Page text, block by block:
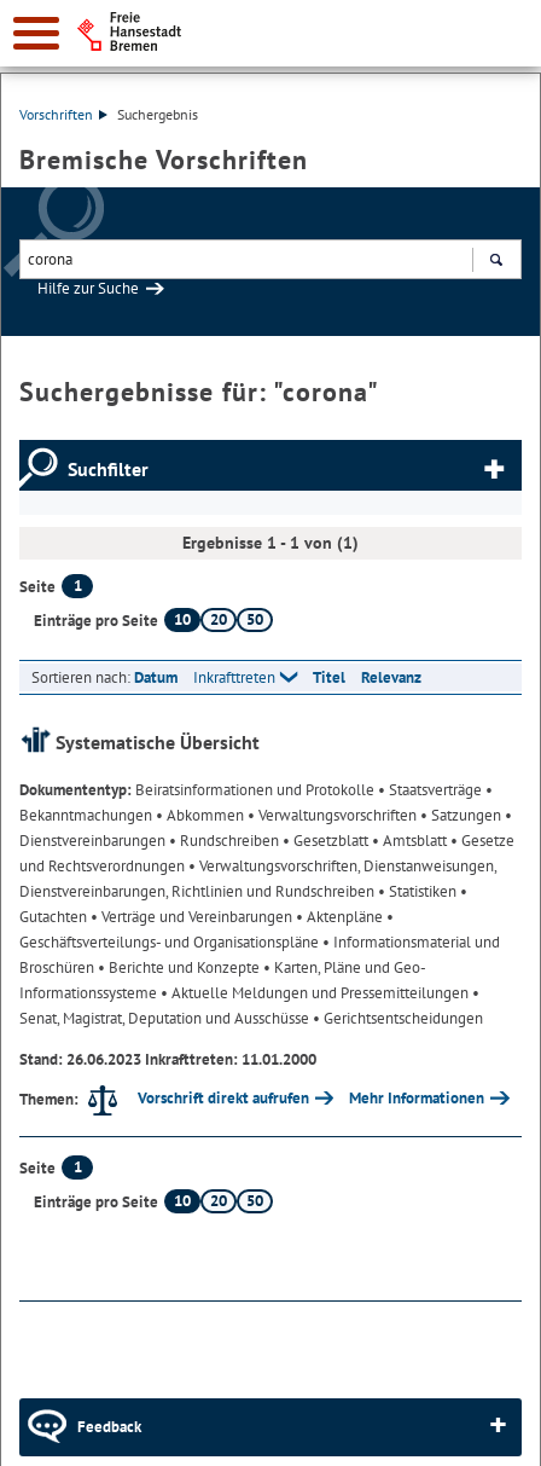
Vorschriften Suchergebnis
Bremische Vorschriften
Hilfe zur Suche
Suchergebnisse für: "corona"
Suchfilter
Ergebnisse 1 - 1 von (1)
Seite
1
Einträge pro Seite
10 20 50
Sortieren nach:Datum Inkrafttreten Titel Relevanz
Systematische Übersicht
Dokumententyp: Beiratsinformationen und Protokolle • Staatsverträge •
Bekanntmachungen • Abkommen • Verwaltungsvorschriften • Satzungen •
Dienstvereinbarungen • Rundschreiben • Gesetzblatt• Amtsblatt• Gesetze
und Rechtsverordnungen • Verwaltungsvorschriften, Dienstanweisungen,
Dienstvereinbarungen, Richtlinien und Rundschreiben • Statistiken •
Gutachten • Verträge und Vereinbarungen • Aktenpläne •
Geschäftsverteilungs- und Organisationspläne • Informationsmaterial und
Broschüren • Berichte und Konzepte • Karten, Pläne und Geo-
Informationssysteme • Aktuelle Meldungen und Pressemitteilungen •
Senat, Magistrat, Deputation und Ausschüsse • Gerichtsentscheidungen
Stand: 26.06.2023 Inkrafttreten: 11.01.2000
Themen:
Vorschrift direkt aufrufen Mehr Informationen
Seite
1
Einträge pro Seite
10 20 50
Feedback